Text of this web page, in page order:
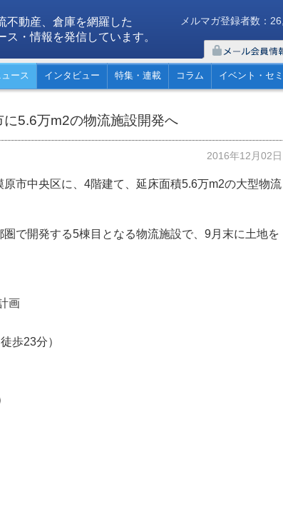
不動産、倉庫を網羅した
ス・情報を発信しています。
メルマガ登録者数：
ュース インタビュー 特集・連載 コラム イベント・セ
5.6万m2の物流施設開発へ
2016年12月02日
市中央区に、4階建て、延床面積5.6万m2の大型物流
で開発する5棟目となる物流施設で、9月末に土地を
画
歩23分）